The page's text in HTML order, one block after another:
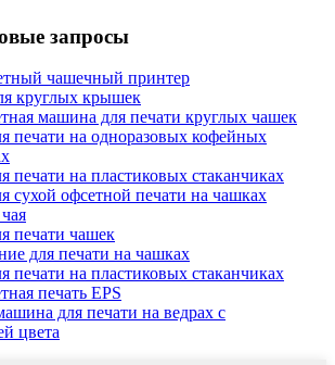
запросы
чашечный принтер
круглых крышек
машина для печати круглых чашек
печати на одноразовых кофейных
печати на пластиковых стаканчиках
сухой офсетной печати на чашках
печати чашек
для печати на чашках
печати на пластиковых стаканчиках
печать EPS
для печати на ведрах с
цвета